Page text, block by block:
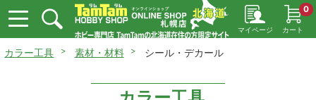
マイページ カート
0
カラー工具 素材・材料 シール・デカール